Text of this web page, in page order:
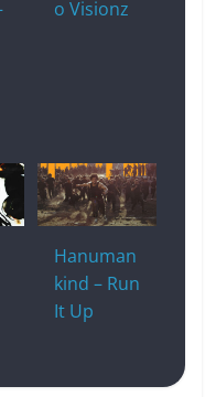
o Visionz
Hanuman
kind – Run
It Up